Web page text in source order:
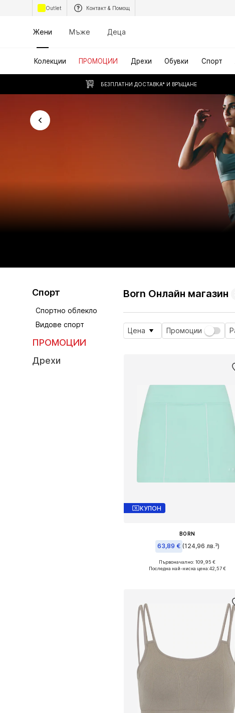
Outlet Контакт & Помощ
Жени Мъже Деца
Колекции ПРОМОЦИИ Дрехи Обувки Спорт
БЕЗПЛАТНИ ДОСТАВКА* И ВРЪЩАНЕ
Спорт
Спортно облекло
Видове спорт
ПРОМОЦИИ
Дрехи
Born Онлайн магазин
Цена Промоции
КУПОН
BORN
63,89 € (124,96 лв.³)
Налични размери: 36, 38, 40
Първоначално: 109,95 €
Последна най-ниска цена:42,57 €